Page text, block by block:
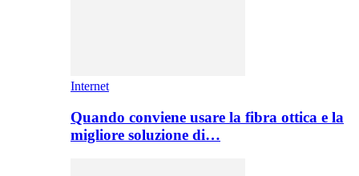
Internet
Quando conviene usare la fibra ottica e la
migliore soluzione di…